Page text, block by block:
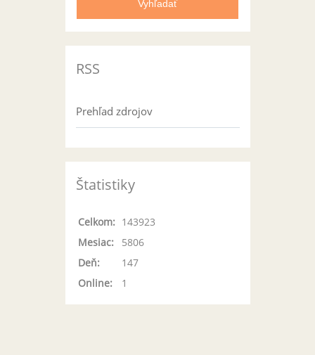
RSS
Prehľad zdrojov
Štatistiky
Online: 1
Celkom: 143923
Mesiac:
5806
Deň:
147